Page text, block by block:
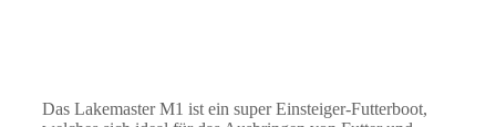
Das Lakemaster M1 ist ein super Einsteiger-Futterboot,